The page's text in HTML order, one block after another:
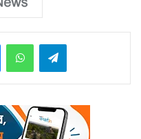
ওপর দিয়ে যাওয়ার সময় ধস
পারত। অন্তত সেই ফাঁড়া